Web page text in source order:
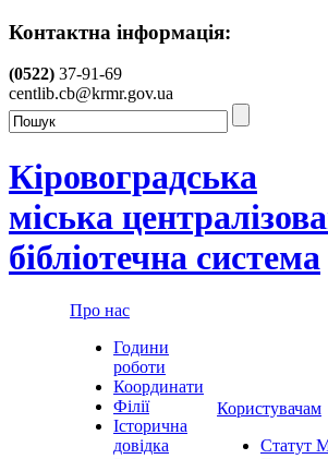
Контактна інформація:
(0522) 37-91-69
centlib.cb@krmr.gov.ua
Кіровоградська
міська
бібліотечна система
Про нас
Години
роботи
Координати
Філії
Історична
довідка
Користувачам
Статут